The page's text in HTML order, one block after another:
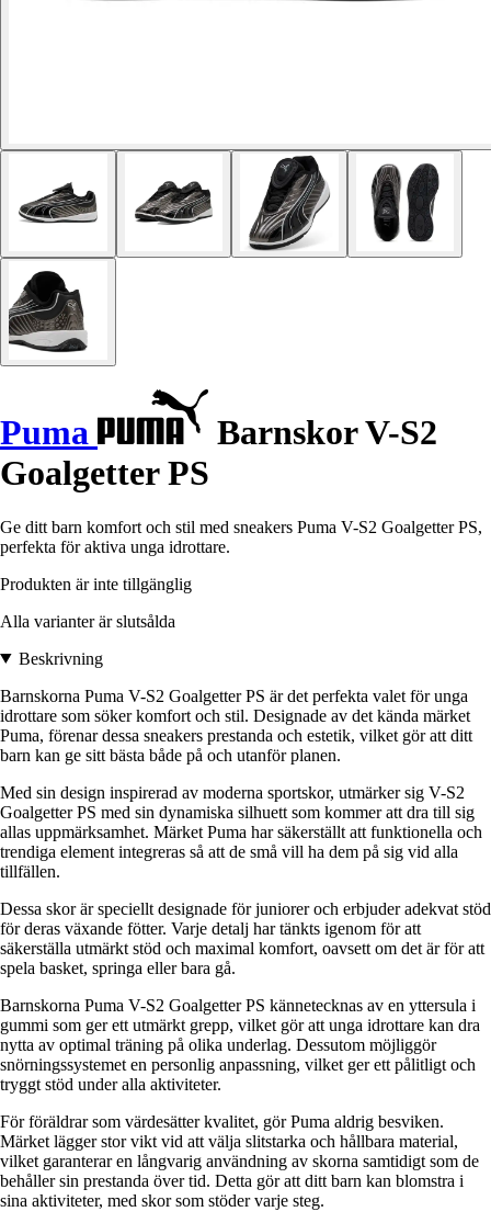
Puma
Barnskor V-S2
Goalgetter PS
Ge ditt barn komfort och stil med sneakers Puma V-S2 Goalgetter PS,
perfekta för aktiva unga idrottare.
Produkten är inte tillgänglig
Alla varianter är slutsålda
Beskrivning
Barnskorna Puma V-S2 Goalgetter PS är det perfekta valet för unga
idrottare som söker komfort och stil. Designade av det kända märket
Puma, förenar dessa sneakers prestanda och estetik, vilket gör att ditt
barn kan ge sitt bästa både på och utanför planen.
Med sin design inspirerad av moderna sportskor, utmärker sig V-S2
Goalgetter PS med sin dynamiska silhuett som kommer att dra till sig
allas uppmärksamhet. Märket Puma har säkerställt att funktionella och
trendiga element integreras så att de små vill ha dem på sig vid alla
tillfällen.
Dessa skor är speciellt designade för juniorer och erbjuder adekvat stöd
för deras växande fötter. Varje detalj har tänkts igenom för att
säkerställa utmärkt stöd och maximal komfort, oavsett om det är för att
spela basket, springa eller bara gå.
Barnskorna Puma V-S2 Goalgetter PS kännetecknas av en yttersula i
gummi som ger ett utmärkt grepp, vilket gör att unga idrottare kan dra
nytta av optimal träning på olika underlag. Dessutom möjliggör
snörningssystemet en personlig anpassning, vilket ger ett pålitligt och
tryggt stöd under alla aktiviteter.
För föräldrar som värdesätter kvalitet, gör Puma aldrig besviken.
Märket lägger stor vikt vid att välja slitstarka och hållbara material,
vilket garanterar en långvarig användning av skorna samtidigt som de
behåller sin prestanda över tid. Detta gör att ditt barn kan blomstra i
sina aktiviteter, med skor som stöder varje steg.